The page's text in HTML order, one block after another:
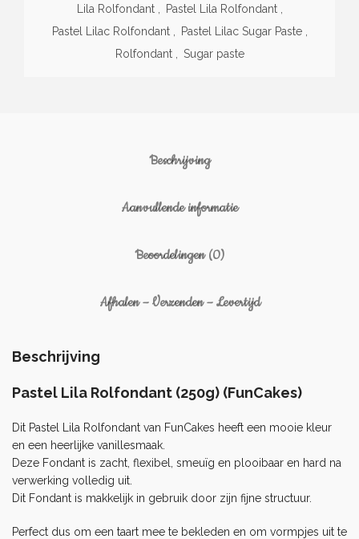
Lila Rolfondant
Pastel Lila Rolfondant
Pastel Lilac Rolfondant
Pastel Lilac Sugar Paste
Rolfondant
Sugar paste
Beschrijving
Aanvullende informatie
Beoordelingen (0)
Afhalen – Verzenden – Levertijd
Beschrijving
Pastel Lila Rolfondant (250g) (FunCakes)
Dit Pastel Lila Rolfondant van FunCakes heeft een mooie kleur
en een heerlijke vanillesmaak.
Deze Fondant is zacht, flexibel, smeuïg en plooibaar en hard na
verwerking volledig uit.
Dit Fondant is makkelijk in gebruik door zijn fijne structuur.
Perfect dus om een taart mee te bekleden en om vormpjes uit te